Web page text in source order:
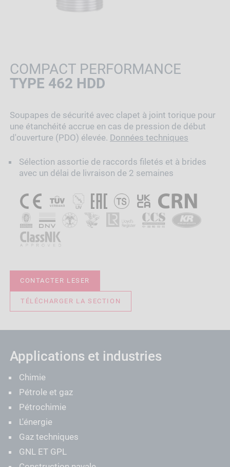
COMPACT PERFORMANCE
TYPE 462 HDD
Soupapes de sécurité avec clapet à joint torique pour
une étanchéité accrue en cas de pression de début
d'ouverture (PDO) élevée. Données techniques
Sélection assortie de raccords filetés et à brides
avec un délai de livraison de 2 semaines
CONTACTER LESER
TÉLÉCHARGER LA SECTION
Applications et industries
Chimie
Pétrole et gaz
Pétrochimie
L'énergie
Gaz techniques
GNL ET GPL